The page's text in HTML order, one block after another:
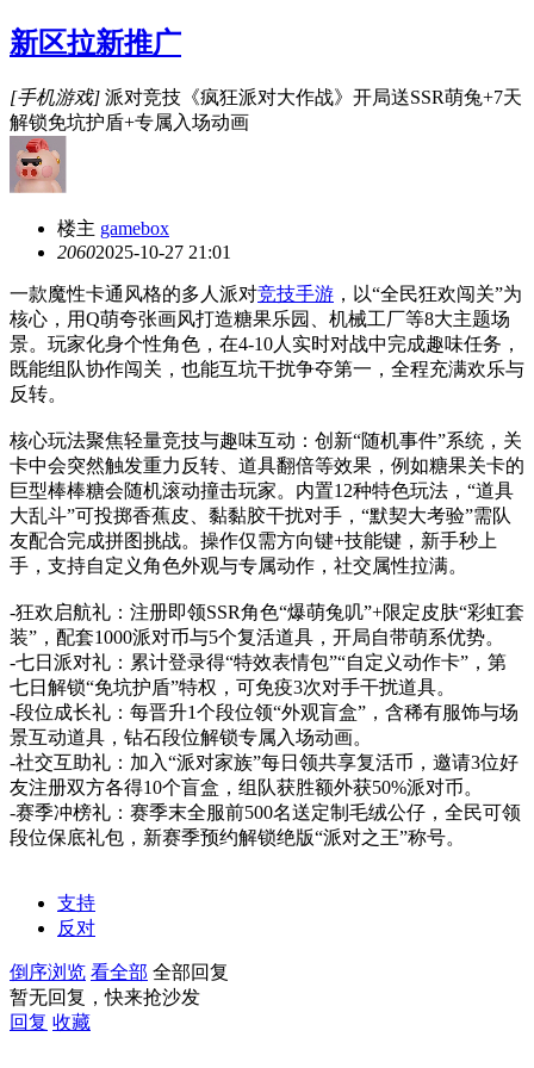
新区拉新推广
[手机游戏] 派对竞技《疯狂派对大作战》开局送SSR萌兔+7天
解锁免坑护盾+专属入场动画
楼主 gamebox
20602025-10-27 21:01
一款魔性卡通风格的多人派对竞技手游 ，以“全民狂欢闯关”为
核心，用Q萌夸张画风打造糖果乐园、机械工厂等8大主题场
景。玩家化身个性角色，在4-10人实时对战中完成趣味任务，
既能组队协作闯关，也能互坑干扰争夺第一，全程充满欢乐与
反转。
核心玩法聚焦轻量竞技与趣味互动：创新“随机事件”系统，关
卡中会突然触发重力反转、道具翻倍等效果，例如糖果关卡的
巨型棒棒糖会随机滚动撞击玩家。内置12种特色玩法，“道具
大乱斗”可投掷香蕉皮、黏黏胶干扰对手，“默契大考验”需队
友配合完成拼图挑战。操作仅需方向键+技能键，新手秒上
手，支持自定义角色外观与专属动作，社交属性拉满。
-狂欢启航礼：注册即领SSR角色“爆萌兔叽”+限定皮肤“彩虹套
装”，配套1000派对币与5个复活道具，开局自带萌系优势。
-七日派对礼：累计登录得“特效表情包”“自定义动作卡”，第
七日解锁“免坑护盾”特权，可免疫3次对手干扰道具。
-段位成长礼：每晋升1个段位领“外观盲盒”，含稀有服饰与场
景互动道具，钻石段位解锁专属入场动画。
-社交互助礼：加入“派对家族”每日领共享复活币，邀请3位好
友注册双方各得10个盲盒，组队获胜额外获50%派对币。
-赛季冲榜礼：赛季末全服前500名送定制毛绒公仔，全民可领
段位保底礼包，新赛季预约解锁绝版“派对之王”称号。
支持
反对
倒序浏览 看全部 全部回复
暂无回复，快来抢沙发
回复 收藏